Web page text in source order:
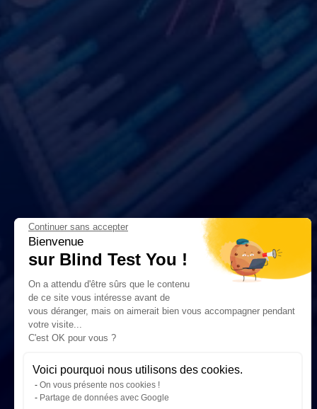
Continuer sans accepter
Bienvenue
sur Blind Test You !
On a attendu d'être sûrs que le contenu
de ce site vous intéresse avant de
vous déranger, mais on aimerait bien vous accompagner pendant
votre visite...
C'est OK pour vous ?
Voici pourquoi nous utilisons des cookies.
On vous présente nos cookies !
Partage de données avec Google